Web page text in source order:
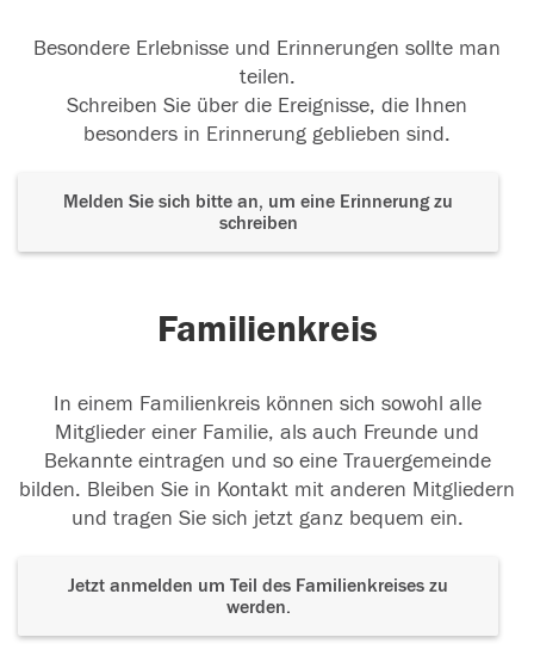
Besondere Erlebnisse und Erinnerungen sollte man
teilen.
Schreiben Sie über die Ereignisse, die Ihnen
besonders in Erinnerung geblieben sind.
Melden Sie sich bitte an, um eine Erinnerung zu
schreiben
Familienkreis
In einem Familienkreis können sich sowohl alle
Mitglieder einer Familie, als auch Freunde und
Bekannte eintragen und so eine Trauergemeinde
bilden. Bleiben Sie in Kontakt mit anderen Mitgliedern
und tragen Sie sich jetzt ganz bequem ein.
Jetzt anmelden um Teil des Familienkreises zu
werden.